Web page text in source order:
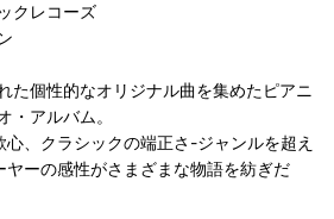
クレコーズ
た個性的なオリジナル曲を集めたピアニ
・アルバム。
、クラシックの端正さ-ジャンルを超え
ーの感性がさまざまな物語を紡ぎだ